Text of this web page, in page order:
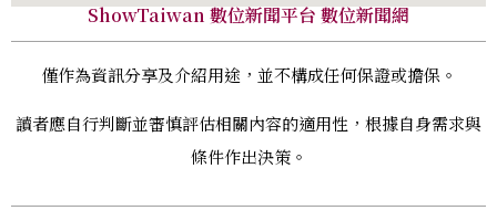
ShowTaiwan 數位新聞平台 數位新聞網
僅作為資訊分享及介紹用途，並不構成任何保證或擔保。
讀者應自行判斷並審慎評估相關內容的適用性，根據自身需求與
條件作出決策。